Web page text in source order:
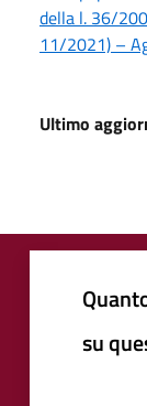
della l. 36/
11/2021) –
Ultimo
su